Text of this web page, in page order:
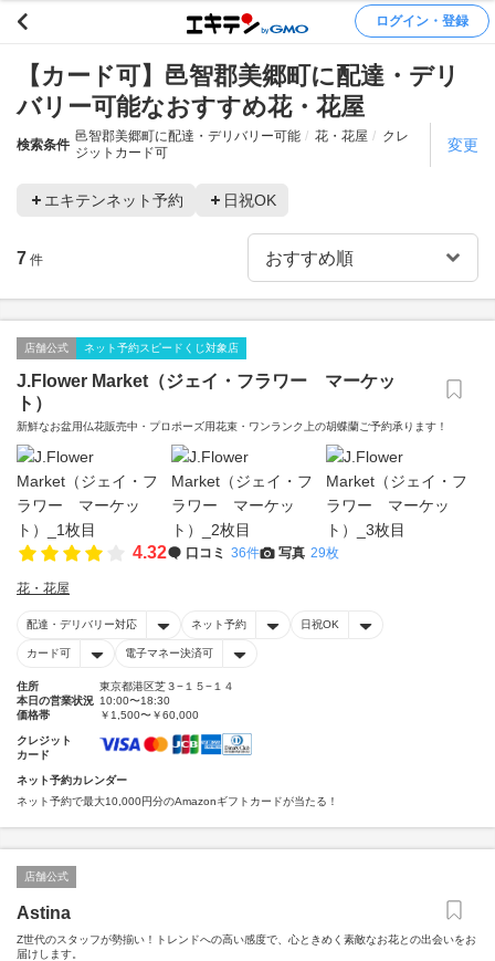
ログイン・登録
【カード可】邑智郡美郷町に配達・デリ
バリー可能なおすすめ花・花屋
検索条件
邑智郡美郷町に配達・デリバリー可能 花・花屋
クレ
ジットカード可
変更
エキテンネット予約 日祝OK
7 件
店舗公式 ネット予約スピードくじ対象店
J.Flower Market（ジェイ・フラワー マーケッ
ト）
新鮮なお盆用仏花販売中・プロポーズ用花束・ワンランク上の胡蝶蘭ご予約承ります！
4.32 口コミ 36件 写真 29枚
花・花屋
配達・デリバリー対応 ネット予約 日祝OK
カード可 電子マネー決済可
住所
東京都港区芝３−１５−１４
本日の営業状況 10:00〜18:30
価格帯
￥1,500〜￥60,000
クレジット
カード
ネット予約カレンダー
ネット予約で最大10,000円分のAmazonギフトカードが当たる！
店舗公式
Astina
Z世代のスタッフが勢揃い！トレンドへの高い感度で、心ときめく素敵なお花との出会いをお
届けします。